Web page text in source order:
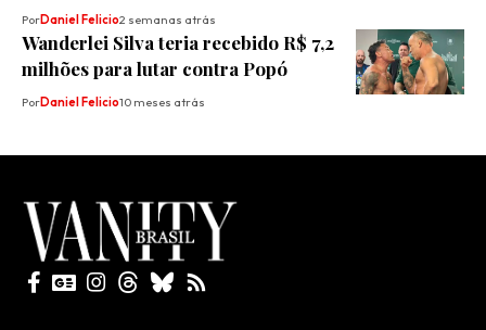
PorDaniel Felicio2 semanas atrás
Wanderlei Silva teria recebido R$ 7,2
milhões para lutar contra Popó
PorDaniel Felicio10 meses atrás